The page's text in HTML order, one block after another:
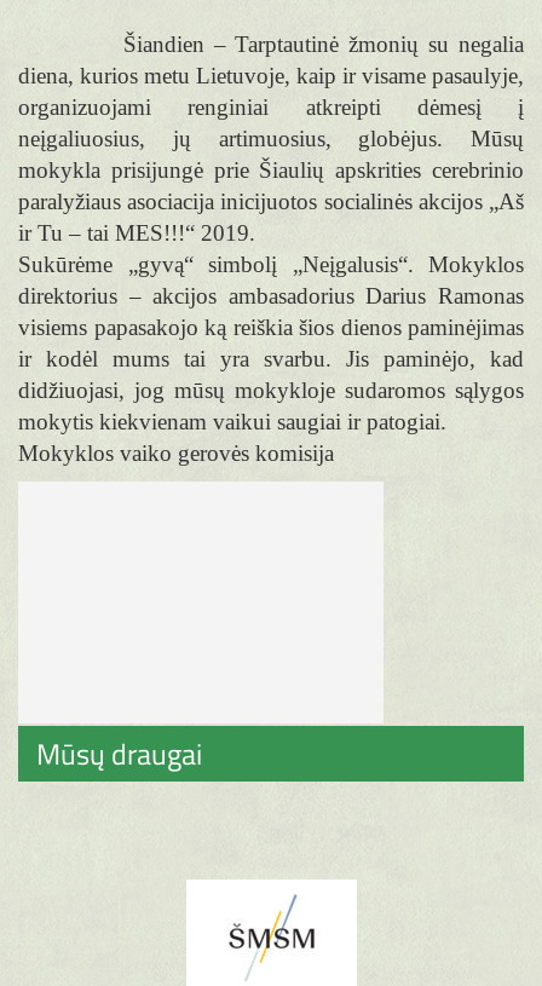
Šiandien – Tarptautinė žmonių su negalia
diena, kurios metu Lietuvoje, kaip ir visame pasaulyje,
organizuojami renginiai atkreipti dėmesį į
neįgaliuosius, jų artimuosius, globėjus. Mūsų
mokykla prisijungė prie Šiaulių apskrities cerebrinio
paralyžiaus asociacija inicijuotos socialinės akcijos „Aš
ir Tu – tai MES!!!“ 2019.
Sukūrėme „gyvą“ simbolį „Neįgalusis“. Mokyklos
direktorius – akcijos ambasadorius Darius Ramonas
visiems papasakojo ką reiškia šios dienos paminėjimas
ir kodėl mums tai yra svarbu. Jis paminėjo, kad
didžiuojasi, jog mūsų mokykloje sudaromos sąlygos
mokytis kiekvienam vaikui saugiai ir patogiai.
Mokyklos vaiko gerovės komisija
Mūsų draugai